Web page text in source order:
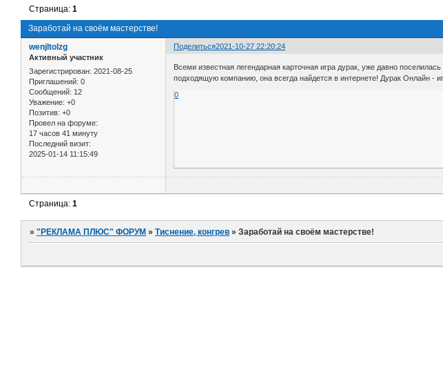
Заработай на своём мастерстве!
Страница:1
Поделиться2021-10-27 22:20:24
wenjltolzg
Активный участник
Зарегистрирован: 2021-08-25
Приглашений: 0
Сообщений: 12
Уважение: +0
Позитив: +0
Провел на форуме:
17 часов 41 минуту
Последний визит:
2025-01-14 11:15:49
Всеми известная легендарная карточная игра дурак, уже давно
подходящую компанию, она всегда найдется в интернете! Дурак Онлайн
0
Страница:1
»"РЕКЛАМА ПЛЮС" ФОРУМ »Тиснение, конгрев »Заработай на своём мастерстве!